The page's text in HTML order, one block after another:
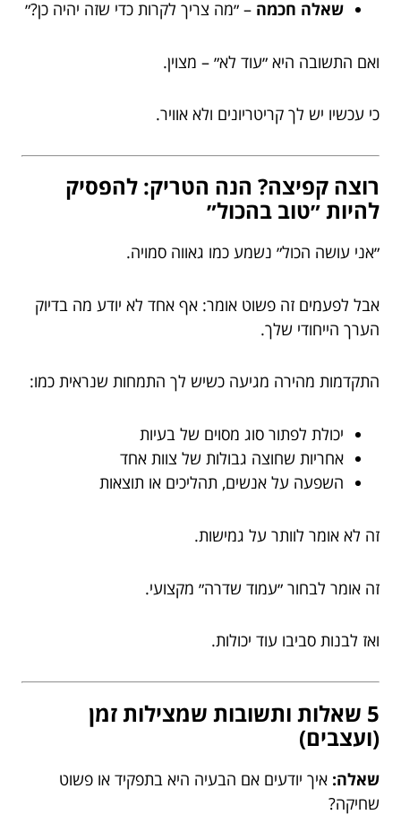
שאלה חכמה – ״מה צריך לקרות כדי שזה יהיה כן?״
ואם התשובה היא ״עוד לא״ – מצוין.
כי עכשיו יש לך קריטריונים ולא אוויר.
רוצה קפיצה? הנה הטריק: להפסיק
להיות ״טוב בהכול״
״אני עושה הכול״ נשמע כמו גאווה סמויה.
אבל לפעמים זה פשוט אומר: אף אחד לא יודע מה בדיוק
הערך הייחודי שלך.
התקדמות מהירה מגיעה כשיש לך התמחות שנראית כמו:
יכולת לפתור סוג מסוים של בעיות
אחריות שחוצה גבולות של צוות אחד
השפעה על אנשים, תהליכים או תוצאות
זה לא אומר לוותר על גמישות.
זה אומר לבחור ״עמוד שדרה״ מקצועי.
ואז לבנות סביבו עוד יכולות.
5 שאלות ותשובות שמצילות זמן
(ועצבים)
שאלה: איך יודעים אם הבעיה היא בתפקיד או פשוט
שחיקה?